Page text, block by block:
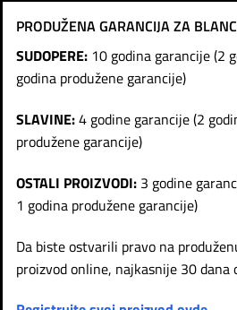
PRODUŽENA GARANCIJA ZA
SUDOPERE: 10 godina garancije (2
godina produžene garancije)
SLAVINE:4 godine garancije (2
produžene garancije)
OSTALI PROIZVODI: 3 godine
1 godina produžene garancije)
Da biste ostvarili pravo na
proizvod online, najkasnije 30 dana